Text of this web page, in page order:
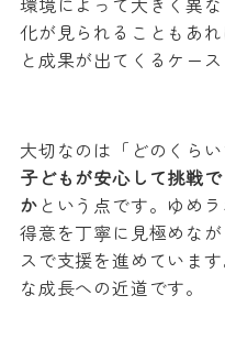
化が見られることもあ
と成果が出てくるケース
大切なのは「どのくら
子どもが安心して挑戦
か という点です。ゆめ
得意を丁寧に見極めな
スで支援を進めていま
な成長への近道です。